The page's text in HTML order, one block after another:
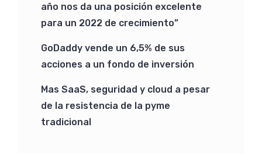
año nos da una posición excelente
para un 2022 de crecimiento”
GoDaddy vende un 6,5% de sus
acciones a un fondo de inversión
Mas SaaS, seguridad y cloud a pesar
de la resistencia de la pyme
tradicional